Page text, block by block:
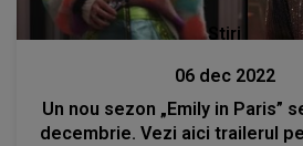
Stiri
06 dec 2022
Un nou sezon „Emily in Paris”
decembrie. Vezi aici trailerul